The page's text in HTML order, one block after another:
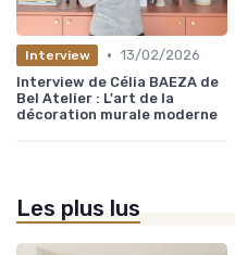
Interview • 13/02/2026
Interview de Célia BAEZA de
Bel Atelier : L'art de la
décoration murale moderne
Les plus lus